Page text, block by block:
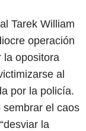
Tarek William
operación
la opositora
al
por la policía.
sembrar el caos
la